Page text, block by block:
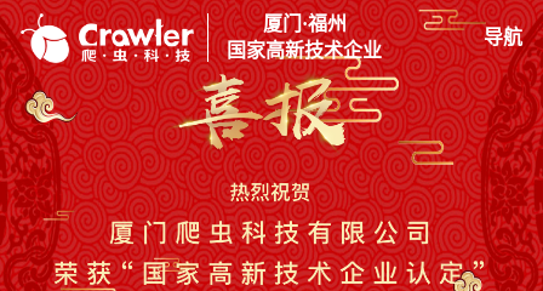
厦门·福州
国家高新技术企业
导航